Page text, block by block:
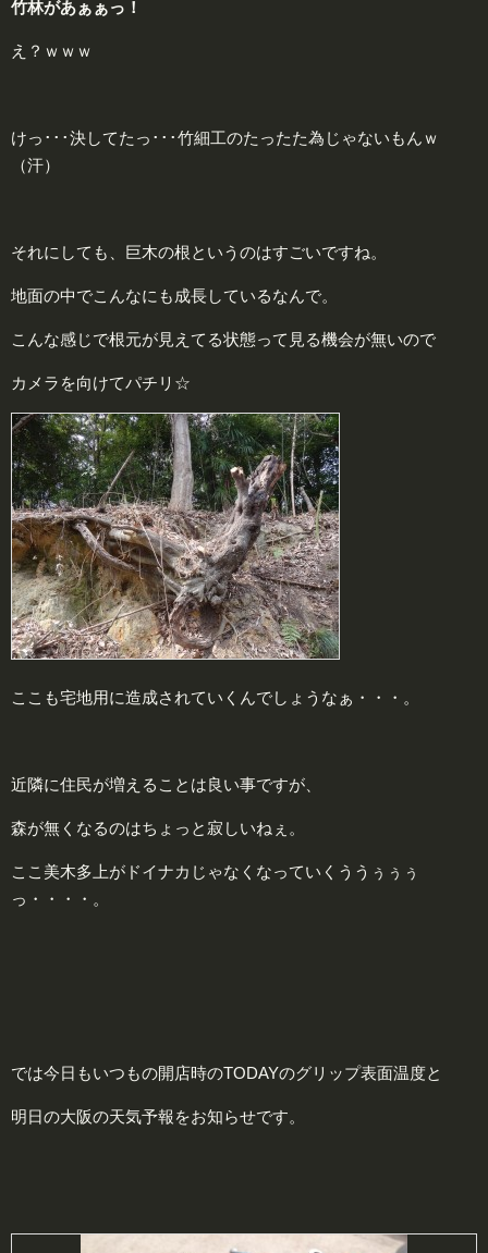
竹林があぁぁっ！
え？ｗｗｗ
けっ･･･決してたっ･･･竹細工のたったた為じゃないもんｗ
（汗）
それにしても、巨木の根というのはすごいですね。
地面の中でこんなにも成長しているなんで。
こんな感じで根元が見えてる状態って見る機会が無いので
カメラを向けてパチリ☆
ここも宅地用に造成されていくんでしょうなぁ・・・。
近隣に住民が増えることは良い事ですが、
森が無くなるのはちょっと寂しいねぇ。
ここ美木多上がドイナカじゃなくなっていくううぅぅぅ
っ・・・・。
では今日もいつもの開店時のTODAYのグリップ表面温度と
明日の大阪の天気予報をお知らせです。